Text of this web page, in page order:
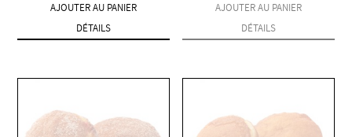
AJOUTER AU PANIER
DÉTAILS
AJOUTER AU PANIER
DÉTAILS